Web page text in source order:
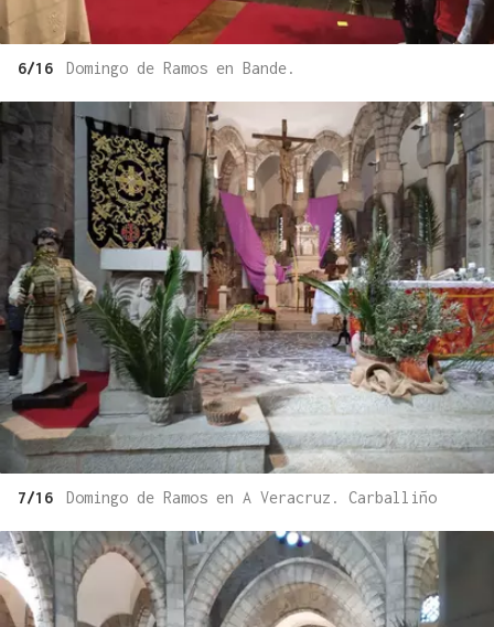
6/16 Domingo de Ramos en Bande.
7/16 Domingo de Ramos en A Veracruz. Carballiño